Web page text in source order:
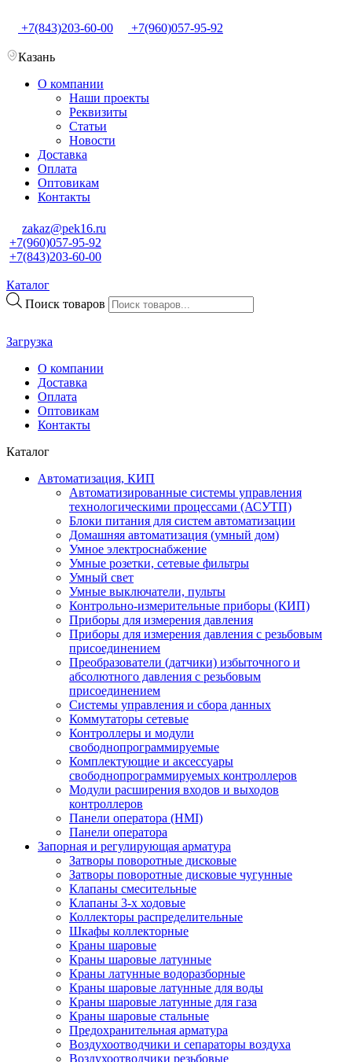
+7(843)203-60-00 +7(960)057-95-92
Казань
О компании
Наши проекты
Реквизиты
Статьи
Новости
Доставка
Оплата
Оптовикам
Контакты
zakaz@pek16.ru
+7(960)057-95-92
+7(843)203-60-00
Каталог
Поиск товаров
Загрузка
О компании
Доставка
Оплата
Оптовикам
Контакты
Каталог
Автоматизация, КИП
Автоматизированные системы управления
технологическими процессами (АСУТП)
Блоки питания для систем автоматизации
Домашняя автоматизация (умный дом)
Умное электроснабжение
Умные розетки, сетевые фильтры
Умный свет
Умные выключатели, пульты
Контрольно-измерительные приборы (КИП)
Приборы для измерения давления
Приборы для измерения давления с резьбовым
присоединением
Преобразователи (датчики) избыточного и
абсолютного давления с резьбовым
присоединением
Системы управления и сбора данных
Коммутаторы сетевые
Контроллеры и модули
свободнопрограммируемые
Комплектующие и аксессуары
свободнопрограммируемых контроллеров
Модули расширения входов и выходов
контроллеров
Панели оператора (HMI)
Панели оператора
Запорная и регулирующая арматура
Затворы поворотные дисковые
Затворы поворотные дисковые чугунные
Клапаны смесительные
Клапаны 3-х ходовые
Коллекторы распределительные
Шкафы коллекторные
Краны шаровые
Краны шаровые латунные
Краны латунные водоразборные
Краны шаровые латунные для воды
Краны шаровые латунные для газа
Краны шаровые стальные
Предохранительная арматура
Воздухоотводчики и сепараторы воздуха
Воздухоотводчики резьбовые